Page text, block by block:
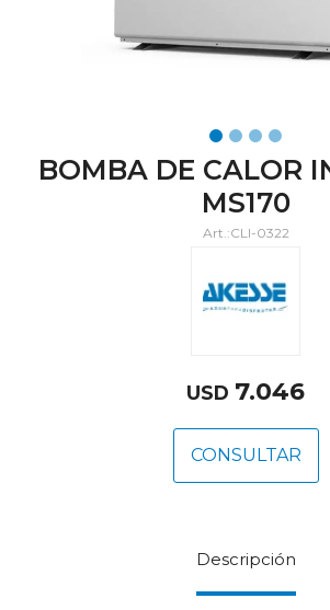
BOMBA DE CALOR
MS170
CLI-0322
USD 7.046
CONSULTAR
Descripción